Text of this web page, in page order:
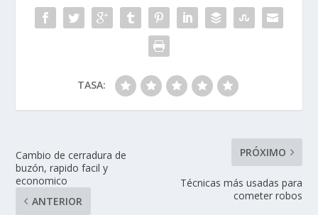
TASA:
Cambio de cerradura de
buzón, rapido facil y
economico
ANTERIOR
PRÓXIMO
Técnicas más usadas para
cometer robos